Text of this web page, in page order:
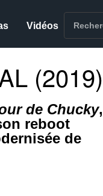
Vidéos
(2019)
de Chucky,
reboot
de